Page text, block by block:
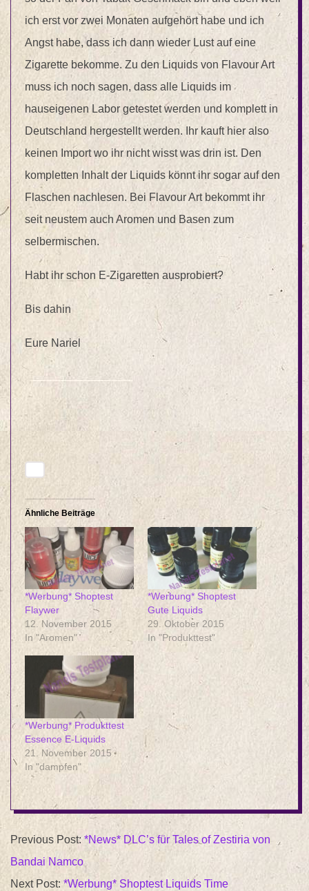
ich erst vor zwei Monaten aufgehört habe und ich
Angst habe, dass ich dann wieder Lust auf eine
Zigarette bekomme. Zu den Liquids von Flavour Art
muss ich noch sagen, dass alle Liquids im
hauseigenen Labor getestet werden und komplett in
Deutschland hergestellt werden. Ihr kauft hier also
keinen Import wo ihr nicht wisst was drin ist. Den
kompletten Inhalt der Liquids könnt ihr sogar auf den
Flaschen nachlesen. Bei Flavour Art bekommt ihr
seit neustem auch Aromen und Basen zum
selbermischen.
Habt ihr schon E-Zigaretten ausprobiert?
Bis dahin
Eure Nariel
Ähnliche Beiträge
*Werbung* Shoptest
Flaywer
12. November 2015
In "Aromen"
*Werbung* Shoptest
Gute Liquids
29. Oktober 2015
In "Produkttest"
*Werbung* Produkttest
Essence E-Liquids
21. November 2015
In "dampfen"
2015-
10-
13
Previous Post: *News* DLC’s für Tales of Zestiria von
Bandai Namco
Next Post: *Werbung* Shoptest Liquids Time